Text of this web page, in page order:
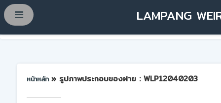
LAMPANG
หน้าหลัก » รูปภาพประกอบของฝาย : WLP12040203